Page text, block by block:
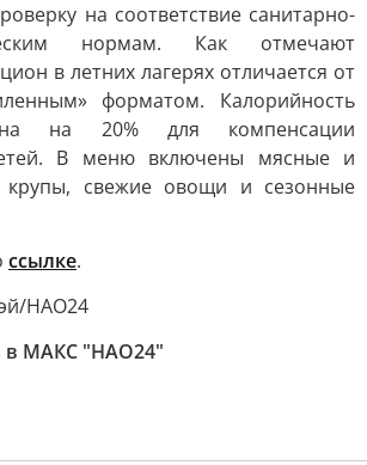
на соответствие санитарно-
нормам. Как отмечают
в летних лагерях отличается от
форматом. Калорийность
на 20% для компенсации
В меню включены мясные и
свежие овощи и сезонные
ссылке.
НАО24
в МАКС "НАО24"